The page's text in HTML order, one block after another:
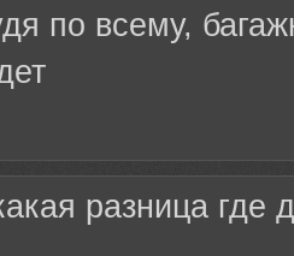
по всему,
разница где